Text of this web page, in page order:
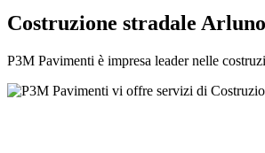
Costruzione stradale Arluno
P3M Pavimenti è impresa leader nelle